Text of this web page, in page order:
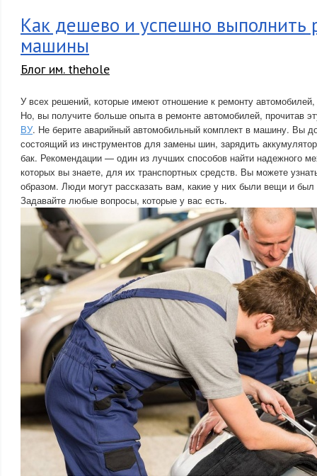
Как дешево и успешно выполнить
машины
Блог им. thehole
У всех решений, которые имеют отношение к ремонту
Но, вы получите больше опыта в ремонте автомобилей, прочитав
ВУ. Не берите аварийный автомобильный комплект в машину. Вы
состоящий из инструментов для замены шин, зарядить
бак. Рекомендации — один из лучших способов найти надежного
которых вы знаете, для их транспортных средств. Вы можете
образом. Люди могут рассказать вам, какие у них были вещи и был
Задавайте любые вопросы, которые у вас есть.